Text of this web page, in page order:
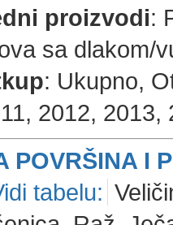
proizvodi:
sa dlakom/
: Ukupno,
2012, 2013,
POVRŠINA I
tabelu: